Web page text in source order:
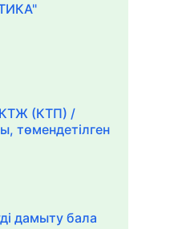
КТЖ (КТП) /
төмендетілген
дамыту бала